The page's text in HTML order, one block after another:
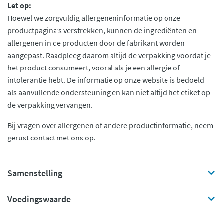
Let op:
Hoewel we zorgvuldig allergeneninformatie op onze
productpagina’s verstrekken, kunnen de ingrediënten en
allergenen in de producten door de fabrikant worden
aangepast. Raadpleeg daarom altijd de verpakking voordat je
het product consumeert, vooral als je een allergie of
intolerantie hebt. De informatie op onze website is bedoeld
als aanvullende ondersteuning en kan niet altijd het etiket op
de verpakking vervangen.
Bij vragen over allergenen of andere productinformatie, neem
gerust contact met ons op.
Samenstelling
Voedingswaarde